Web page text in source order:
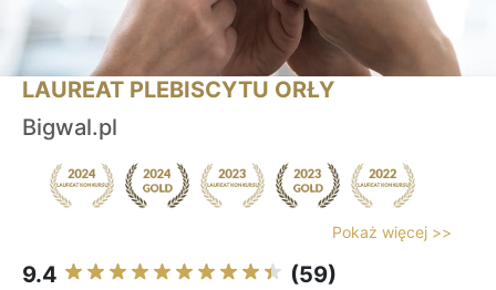
LAUREAT PLEBISCYTU ORŁY
Bigwal.pl
Pokaż więcej >>
9.4 (59)